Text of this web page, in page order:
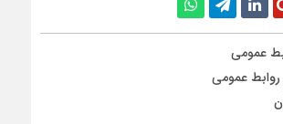
عمومی
روابط عمومی